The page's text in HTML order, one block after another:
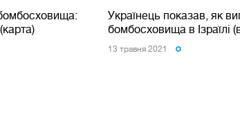
Українець показав, як
бомбосховища в Ізраїлі
13 травня 2021